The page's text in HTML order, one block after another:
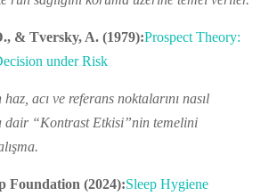
& Tversky, A. (1979):Prospect Theory:
under Risk
acı ve referans noktalarını nasıl
dair “Kontrast Etkisi”nin temelini
Foundation (2024):Sleep Hygiene